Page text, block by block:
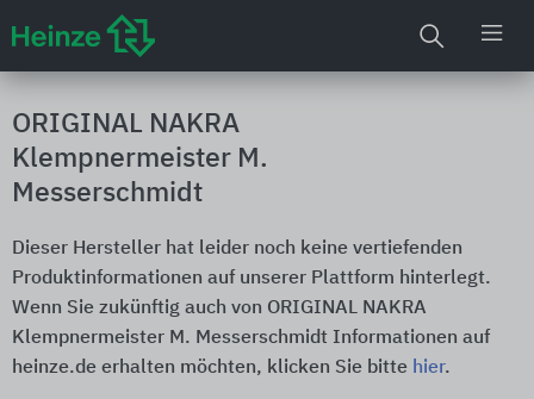
ORIGINAL NAKRA
Klempnermeister M.
Messerschmidt
Dieser Hersteller hat leider noch keine vertiefenden
Produktinformationen auf unserer Plattform hinterlegt.
Wenn Sie zukünftig auch von ORIGINAL NAKRA
Klempnermeister M. Messerschmidt Informationen auf
heinze.de erhalten möchten, klicken Sie bitte hier.